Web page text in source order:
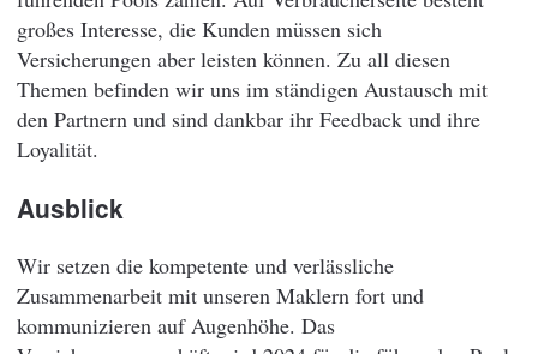
großes Interesse, die Kunden müssen sich
Versicherungen aber leisten können. Zu all diesen
Themen befinden wir uns im ständigen Austausch mit
den Partnern und sind dankbar ihr Feedback und ihre
Loyalität.
Ausblick
Wir setzen die kompetente und verlässliche
Zusammenarbeit mit unseren Maklern fort und
kommunizieren auf Augenhöhe. Das